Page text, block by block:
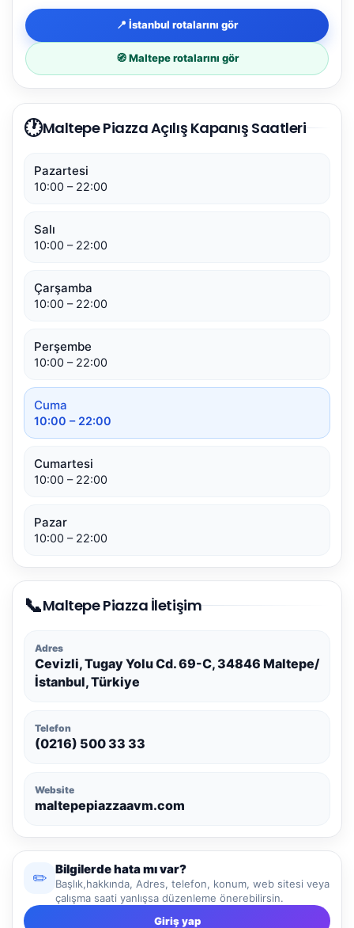
📍 İstanbul rotalarını gör
🧭 Maltepe rotalarını gör
🕐Maltepe Piazza Açılış Kapanış Saatleri
Pazartesi
10:00 – 22:00
Salı
10:00 – 22:00
Çarşamba
10:00 – 22:00
Perşembe
10:00 – 22:00
Cuma
10:00 – 22:00
Cumartesi
10:00 – 22:00
Pazar
10:00 – 22:00
📞Maltepe Piazza İletişim
Adres
Cevizli, Tugay Yolu Cd. 69-C, 34846 Maltepe/
İstanbul, Türkiye
Telefon
(0216) 500 33 33
Website
maltepepiazzaavm.com
✏️
Bilgilerde hata mı var?
Başlık,hakkında, Adres, telefon, konum, web sitesi veya
çalışma saati yanlışsa düzenleme önerebilirsin.
Giriş yap